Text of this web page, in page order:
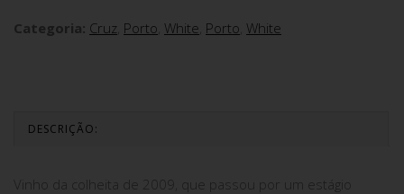
Categoria: Cruz Porto White Porto White
DESCRIÇÃO:
Vinho da colheita de 2009, que passou por um estágio